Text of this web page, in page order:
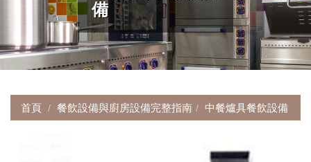
備
首頁 餐飲設備與廚房設備完整指南 中餐爐具餐飲設備